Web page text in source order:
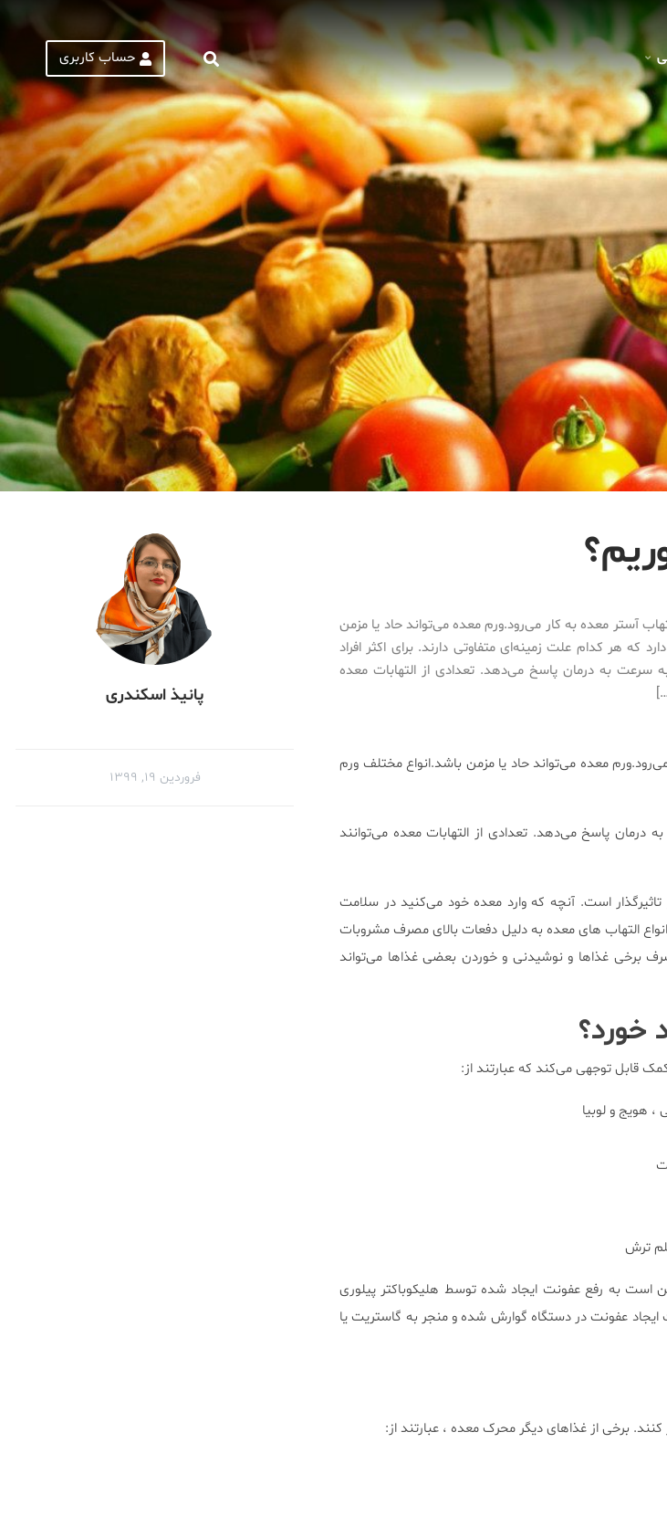
حساب کاربری
آستر معده به کار می‌رود.ورم معده می‌تواند حاد یا مزمن
که هر کدام علت زمینه‌ای متفاوتی دارند. برای اکثر افراد
به درمان پاسخ می‌دهد. تعدادی از التهابات معده
معده می‌تواند حاد یا مزمن باشد.انواع مختلف ورم
پاسخ می‌دهد. تعدادی از التهابات معده می‌توانند
است. آنچه که وارد معده خود می‌کنید در سلامت
التهاب های معده به دلیل دفعات بالای مصرف مشروبات
برخی غذاها و نوشیدنی و خوردن بعضی غذاها می‌تواند
خورد؟
قابل توجهی می‌کند که عبارتند از:
هویج و لوبیا
ترش
به رفع عفونت ایجاد شده توسط هلیکوباکتر پیلوری
ایجاد عفونت در دستگاه گوارش شده و منجر به گاستریت یا
برخی از غذاهای دیگر محرک معده ، عبارتند از:
پانیذ اسکندری
فروردین ۱۹, ۱۳۹۹